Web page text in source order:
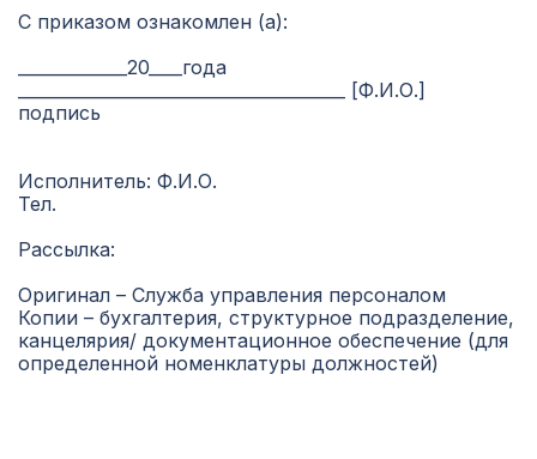
С приказом ознакомлен (а):
_____________20____года
_______________________________________ [Ф.И.О.]
подпись
Исполнитель: Ф.И.О.
Тел.
Рассылка:
Оригинал – Служба управления персоналом
Копии – бухгалтерия, структурное подразделение,
канцелярия/ документационное обеспечение (для
определенной номенклатуры должностей)